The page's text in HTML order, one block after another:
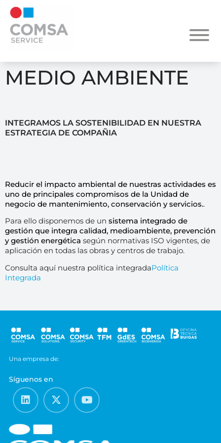
MEDIO AMBIENTE
INTEGRAMOS LA SOSTENIBILIDAD EN NUESTRA
ESTRATEGIA DE COMPAÑIA
Reducir el impacto ambiental de nuestras actividades es
uno de principales compromisos de la Unidad de
negocio de mantenimiento, conservación y servicios..
Para ello disponemos de un sistema integrado de
gestión que integra calidad, medioambiente, prevención
y gestión energética según normativas ISO vigentes, de
aplicación en todas las obras y centros de trabajo.
Consulta aquí nuestra política integradaPolítica
Integrada
Una empresa de:
Síguenos en